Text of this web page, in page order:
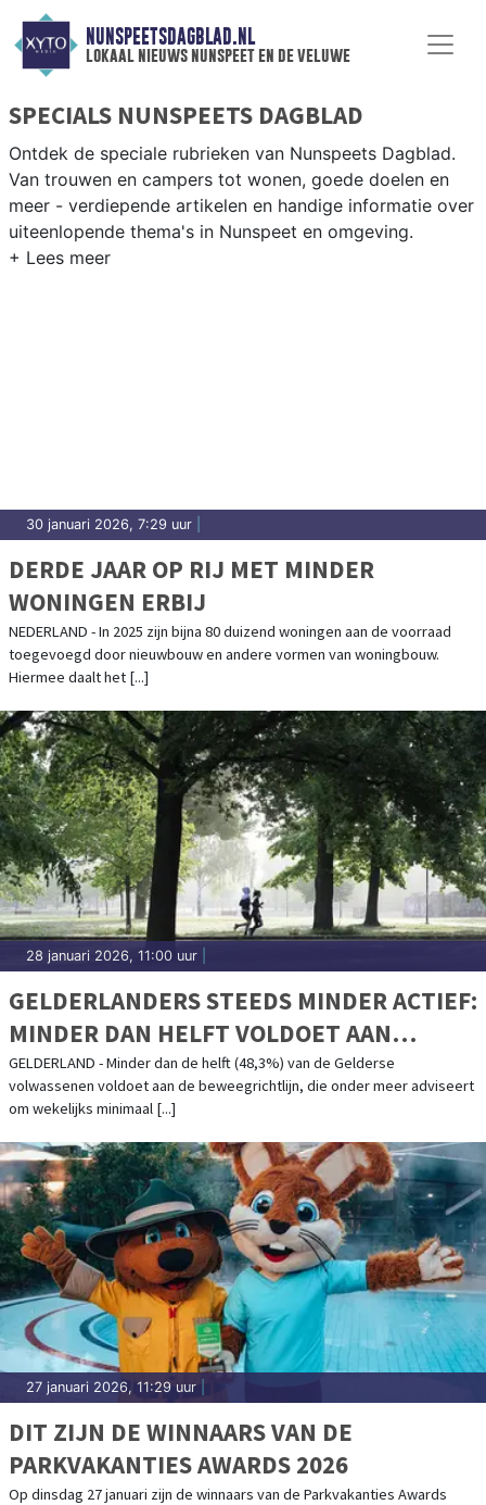
NUNSPEETSDAGBLAD.NL
lokaal nieuws nunspeet en de veluwe
SPECIALS NUNSPEETS DAGBLAD
Ontdek de speciale rubrieken van Nunspeets Dagblad.
Van trouwen en campers tot wonen, goede doelen en
meer - verdiepende artikelen en handige informatie over
uiteenlopende thema's in Nunspeet en omgeving.
30 januari 2026, 7:29 uur
DERDE JAAR OP RIJ MET MINDER
WONINGEN ERBIJ
NEDERLAND - In 2025 zijn bijna 80 duizend woningen aan de voorraad
toegevoegd door nieuwbouw en andere vormen van woningbouw.
Hiermee daalt het [...]
28 januari 2026, 11:00 uur
GELDERLANDERS STEEDS MINDER ACTIEF:
MINDER DAN HELFT VOLDOET AAN
BEWEEGRICHTLIJN
GELDERLAND - Minder dan de helft (48,3%) van de Gelderse
volwassenen voldoet aan de beweegrichtlijn, die onder meer adviseert
om wekelijks minimaal [...]
27 januari 2026, 11:29 uur
DIT ZIJN DE WINNAARS VAN DE
PARKVAKANTIES AWARDS 2026
Op dinsdag 27 januari zijn de winnaars van de Parkvakanties Awards